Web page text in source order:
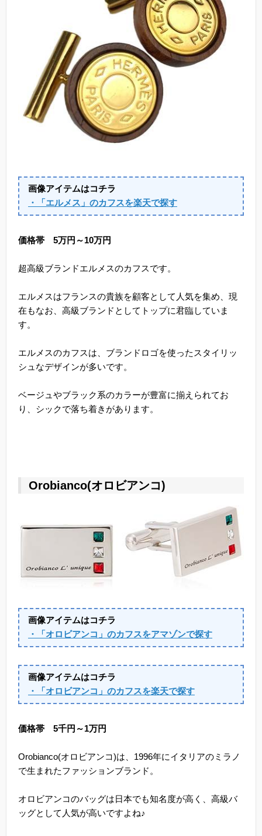
画像アイテムはコチラ
・「エルメス」のカフスを楽天で探す
価格帯 5万円～10万円
超高級ブランドエルメスのカフスです。
エルメスはフランスの貴族を顧客として人気を集め、現
在もなお、高級ブランドとしてトップに君臨していま
す。
エルメスのカフスは、ブランドロゴを使ったスタイリッ
シュなデザインが多いです。
ベージュやブラック系のカラーが豊富に揃えられてお
り、シックで落ち着きがあります。
Orobianco(オロビアンコ)
画像アイテムはコチラ
・「オロビアンコ」のカフスをアマゾンで探す
画像アイテムはコチラ
・「オロビアンコ」のカフスを楽天で探す
価格帯 5千円～1万円
Orobianco(オロビアンコ)は、1996年にイタリアのミラノ
で生まれたファッションブランド。
オロビアンコのバッグは日本でも知名度が高く、高級バ
ッグとして人気が高いですよね♪